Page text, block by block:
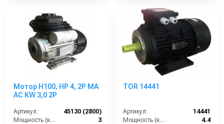
Мотор H100, HP 4, 2P MA
AC KW 3,0 2P
Артикул:
45130 (2800)
Мощность (кВт):
3
TOR 14441
Артикул:
14441
Мощность (кВт):
4.4